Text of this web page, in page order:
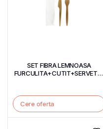
SET FIBRA LEMNOASA
FURCULITA+CUTIT+SERVETEL
Cere oferta